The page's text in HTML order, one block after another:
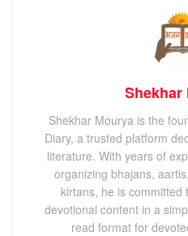
Shekhar
Shekhar Mourya is the
Diary, a trusted platform
literature. With years of
organizing bhajans,
kirtans, he is
devotional content in a
read format for